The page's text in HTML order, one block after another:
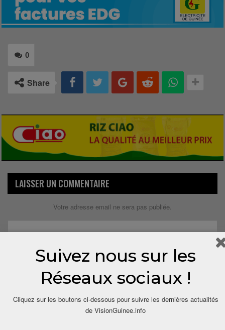
0
Share
LAISSER UN COMMENTAIRE
Votre adresse email ne sera pas publiée.
Suivez nous sur les
Réseaux sociaux !
Cliquez sur les boutons ci-dessous pour suivre les dernières actualités
de VisionGuinee.info